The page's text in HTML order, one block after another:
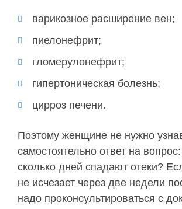
варикозное расширение вен;
пиелонефрит;
гломерулонефрит;
гипертоническая болезнь;
цирроз печени.
Поэтому женщине не нужно
самостоятельно ответ на
сколько дней спадают отеки?
не исчезает через две недели
надо проконсультироваться с